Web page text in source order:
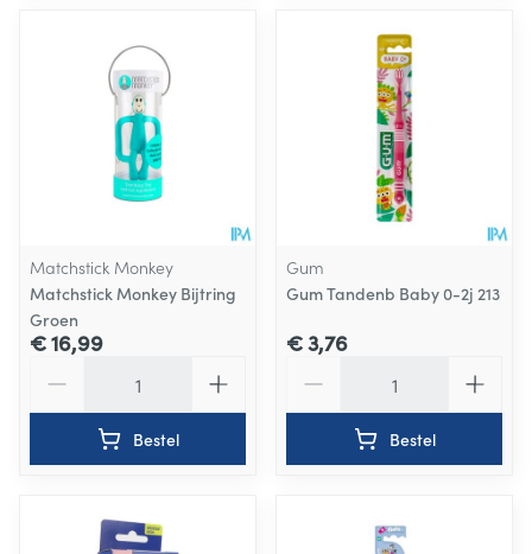
Matchstick Monkey
Matchstick Monkey Bijtring
Groen
€ 16,99
Bestel
Gum
Gum Tandenb Baby 0-2j 213
€ 3,76
Bestel